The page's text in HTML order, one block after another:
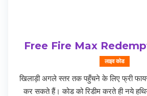
Free Fire Max
लाइव कोड
खिलाड़ी अगले स्तर तक पहुँचने के लिए फ्री
कर सकते हैं। कोड को रिडीम करते ही नये